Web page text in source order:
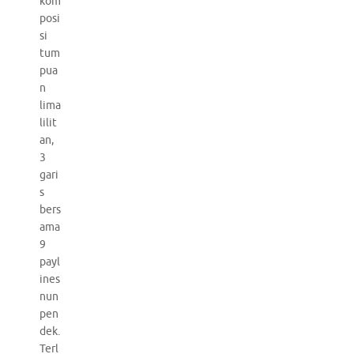
posi
si
tum
pua
n
lima
lilit
an,
3
gari
s
bers
ama
9
payl
ines
nun
pen
dek.
Terl